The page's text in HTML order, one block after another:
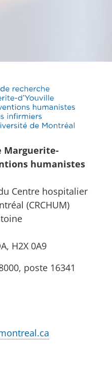
Marguerite-
humanistes
Centre hospitalier
(CRCHUM)
H2X 0A9
poste 16341